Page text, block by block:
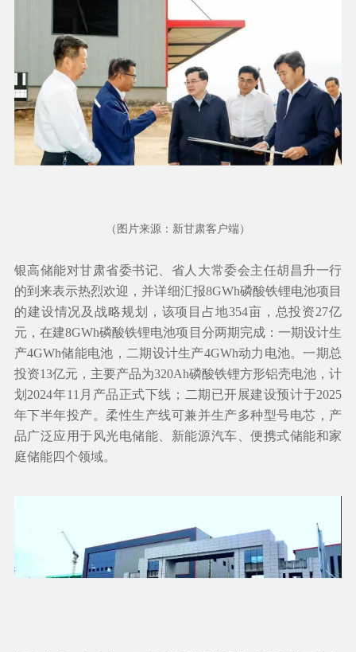
（图片来源：新甘肃客户端）
银高储能对甘肃省委书记、省人大常委会主任胡昌升一行
的到来表示热烈欢迎，并详细汇报8GWh磷酸铁锂电池项目
的建设情况及战略规划，该项目占地354亩，总投资27亿
元，在建8GWh磷酸铁锂电池项目分两期完成：一期设计生
产4GWh储能电池，二期设计生产4GWh动力电池。一期总
投资13亿元，主要产品为320Ah磷酸铁锂方形铝壳电池，计
划2024年11月产品正式下线；二期已开展建设预计于2025
年下半年投产。柔性生产线可兼并生产多种型号电芯，产
品广泛应用于风光电储能、新能源汽车、便携式储能和家
庭储能四个领域。